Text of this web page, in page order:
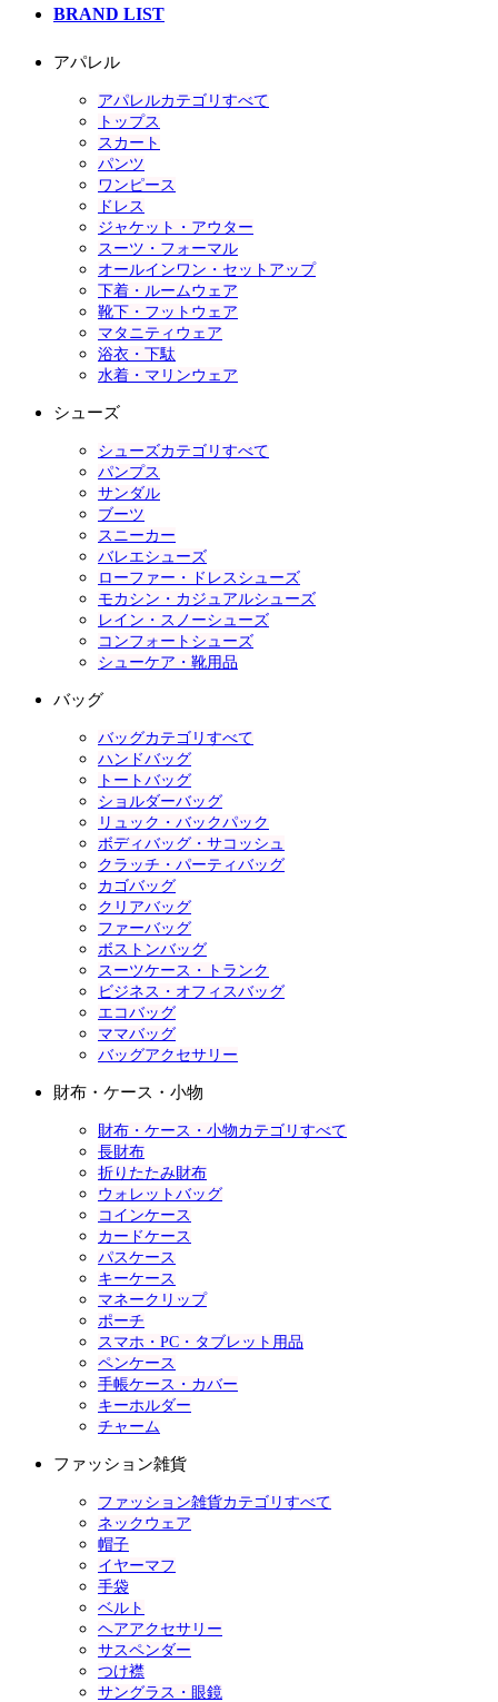
BRAND LIST
アパレル
アパレルカテゴリすべて
トップス
スカート
パンツ
ワンピース
ドレス
ジャケット・アウター
スーツ・フォーマル
オールインワン・セットアップ
下着・ルームウェア
靴下・フットウェア
マタニティウェア
浴衣・下駄
水着・マリンウェア
シューズ
シューズカテゴリすべて
パンプス
サンダル
ブーツ
スニーカー
バレエシューズ
ローファー・ドレスシューズ
モカシン・カジュアルシューズ
レイン・スノーシューズ
コンフォートシューズ
シューケア・靴用品
バッグ
バッグカテゴリすべて
ハンドバッグ
トートバッグ
ショルダーバッグ
リュック・バックパック
ボディバッグ・サコッシュ
クラッチ・パーティバッグ
カゴバッグ
クリアバッグ
ファーバッグ
ボストンバッグ
スーツケース・トランク
ビジネス・オフィスバッグ
エコバッグ
ママバッグ
バッグアクセサリー
財布・ケース・小物
財布・ケース・小物カテゴリすべて
長財布
折りたたみ財布
ウォレットバッグ
コインケース
カードケース
パスケース
キーケース
マネークリップ
ポーチ
スマホ・PC・タブレット用品
ペンケース
手帳ケース・カバー
キーホルダー
チャーム
ファッション雑貨
ファッション雑貨カテゴリすべて
ネックウェア
帽子
イヤーマフ
手袋
ベルト
ヘアアクセサリー
サスペンダー
つけ襟
サングラス・眼鏡